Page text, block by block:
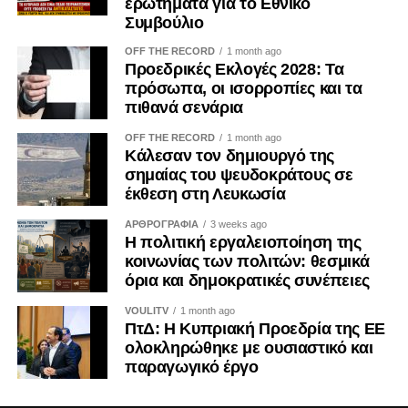
εισαγωγές καυσίμων μέσω θαλάσσης κατά τη διάρκεια
του μήνα, προκειμένου να αντιμετωπίσει τις ελλείψεις που
προκάλεσαν οι εκτεταμένες ουκρανικές επιθέσεις σε
διυλιστήριά της, σύμφωνα με πηγές της βιομηχανίας.
σοβαρές προκλήσεις, όπως ο υψηλός πληθωρισμός, η
έλλειψη εργατικού δυναμικού και το αυξημένο κόστος
δανεισμού.
Στο μεταξύ, χθες Τετάρτη ο Ουκρανός πρόεδρος
Βολοντίμιρ Ζελένσκι είχε συνομιλίες με τον Αμερικανό
πρόεδρο Ντόναλντ Τραμπ, τον Γάλλο πρόεδρο Εμανουέλ
κορυφής της G7 στη Γαλλία. Ο ίδιος χαρακτήρισε τις
επαφές αυτές ως μια «συντονιστική συνομιλία» με στόχο
τον τερματισμό του πολέμου.
Ο Τραμπ εκτίμησε χθες ότι η Ρωσία υφίσταται
ερωτήματα για το Εθνικό
Συμβούλιο
OFF THE RECORD 1 month ago
Προεδρικές Εκλογές 2028: Τα
πρόσωπα, οι ισορροπίες και τα
πιθανά σενάρια
OFF THE RECORD 1 month ago
Κάλεσαν τον δημιουργό της
σημαίας του ψευδοκράτους σε
έκθεση στη Λευκωσία
ΑΡΘΡΟΓΡΑΦΙΑ 3 weeks ago
Η πολιτική εργαλειοποίηση της
κοινωνίας των πολιτών: θεσμικά
όρια και δημοκρατικές συνέπειες
VOULITV 1 month ago
ΠτΔ: Η Κυπριακή Προεδρία της ΕΕ
ολοκληρώθηκε με ουσιαστικό και
παραγωγικό έργο